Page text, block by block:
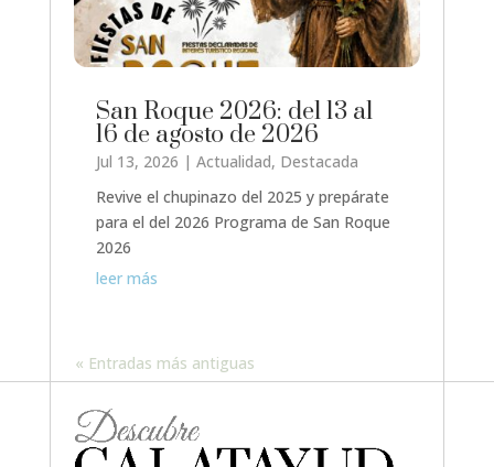
San Roque 2026: del 13 al
16 de agosto de 2026
Jul 13, 2026 |Actualidad, Destacada
Revive el chupinazo del 2025 y prepárate
para el del 2026 Programa de San Roque
2026
leer más
« Entradas más antiguas